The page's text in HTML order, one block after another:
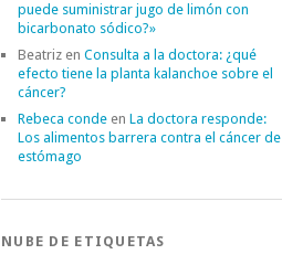
puede suministrar jugo de limón con
bicarbonato sódico?»
Beatriz en Consulta a la doctora: ¿qué
efecto tiene la planta kalanchoe sobre el
cáncer?
Rebeca conde en La doctora responde:
Los alimentos barrera contra el cáncer de
estómago
NUBE DE ETIQUETAS